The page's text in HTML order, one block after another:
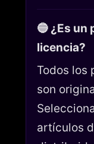
🔵 ¿Es
licencia?
Todos los
son
artículos